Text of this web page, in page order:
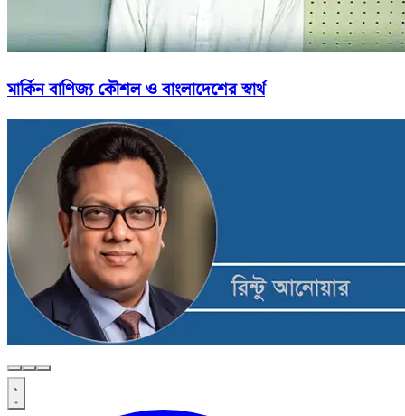
মার্কিন বাণিজ্য কৌশল ও বাংলাদেশের স্বার্থ